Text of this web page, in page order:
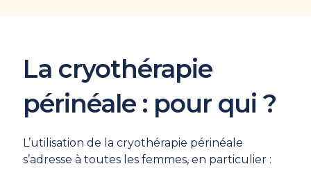
La cryothérapie
périnéale : pour qui ?
L’utilisation de la cryothérapie périnéale
s’adresse à toutes les femmes, en particulier :